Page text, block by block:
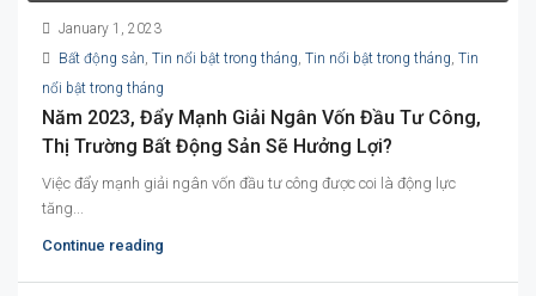
January 1, 2023
Bất động sản Tin nổi bật trong tháng Tin nổi bật trong tháng Tin
nổi bật trong tháng
Năm 2023, Đẩy Mạnh Giải Ngân Vốn Đầu Tư Công,
Thị Trường Bất Động Sản Sẽ Hưởng Lợi?
Việc đẩy mạnh giải ngân vốn đầu tư công được coi là động lực
tăng...
Continue reading